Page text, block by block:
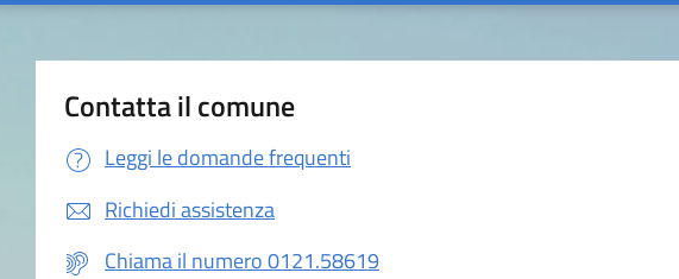
Contatta il comune
Leggi le domande frequenti
Richiedi assistenza
Chiama il numero 0121.58619